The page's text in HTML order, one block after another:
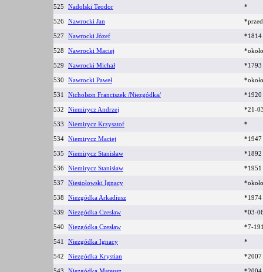
525 Nadolski Teodor *
526 Nawrocki Jan
527 Nawrocki Józef *1814
528 Nawrocki Maciej
529 Nawrocki Michał *1793
530 Nawrocki Paweł
531 Nicholson Franciszek /Niezgódka/ *1920
532 Niemirycz Andrzej *21-
533 Niemirycz Krzysztof *
534 Niemirycz Maciej *1947
535 Niemirycz Stanisław *1892
536 Niemirycz Stanisław *1951
537 Niesiołowski Ignacy
538 Niezgódka Arkadiusz *1974
539 Niezgódka Czesław *03-
540 Niezgódka Czesław *7-
541 Niezgódka Ignacy *
542 Niezgódka Krystian *2007